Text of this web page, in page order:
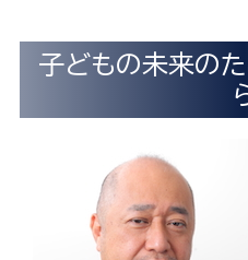
子どもの未来の